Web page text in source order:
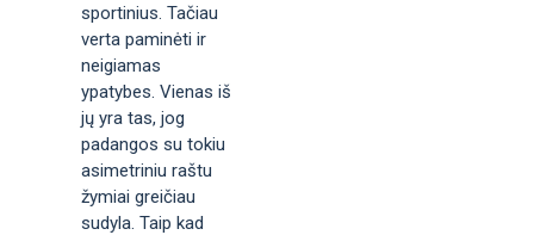
sportinius. Tačiau
verta paminėti ir
neigiamas
ypatybes. Vienas iš
jų yra tas, jog
padangos su tokiu
asimetriniu raštu
žymiai greičiau
sudyla. Taip kad